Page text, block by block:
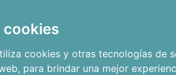
cookies
cookies y otras tecnologías de
, para brindar una mejor